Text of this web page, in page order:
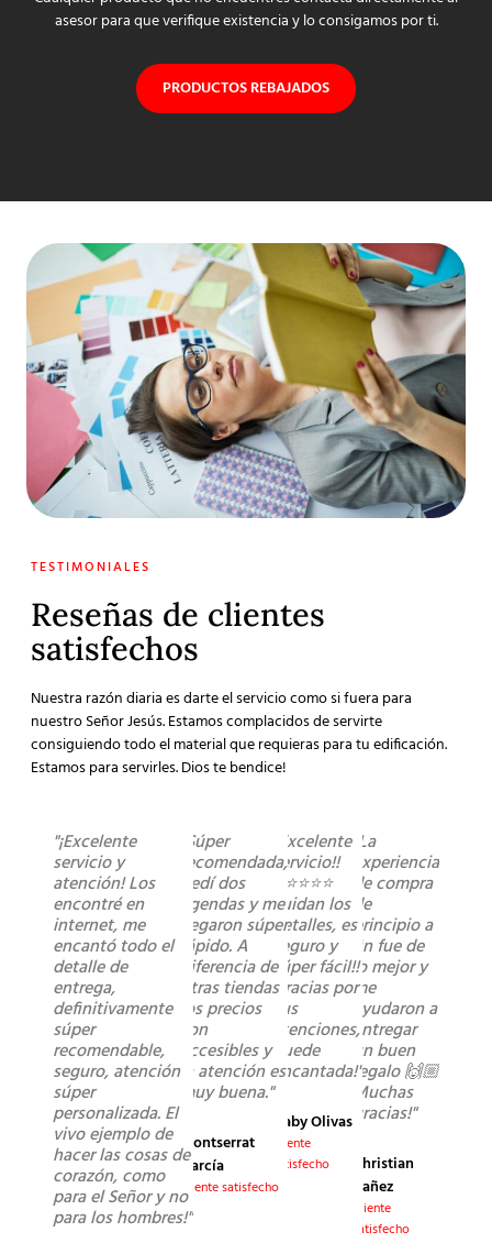
asesor para que verifique existencia y lo consigamos por ti.
PRODUCTOS REBAJADOS
TESTIMONIALES
Reseñas de clientes
satisfechos
Nuestra razón diaria es darte el servicio como si fuera para
nuestro Señor Jesús. Estamos complacidos de servirte
consiguiendo todo el material que requieras para tu edificación.
Estamos para servirles. Dios te bendice!
"¡Excelente
servicio y
atención! Los
encontré en
internet, me
encantó todo el
detalle de
entrega,
definitivamente
súper
recomendable,
seguro, atención
súper
personalizada. El
vivo ejemplo de
hacer las cosas de
corazón, como
para el Señor y no
para los hombres!"
"Súper
recomendada,
pedí dos
agendas y me
llegaron súper
rápido. A
diferencia de
otras tiendas
los precios
son
accesibles y
la atención es
muy buena."
Montserrat
García
Cliente satisfecho
"Excelente
servicio!!
⭐️⭐️⭐️⭐️⭐️
cuidan los
detalles, es
seguro y
súper fácil!!
Gracias por
sus
atenciones,
quede
encantada!"
Gaby Olivas
Cliente
satisfecho
"La
experiencia
de compra
de
principio a
fin fue de
lo mejor y
me
ayudaron a
entregar
un buen
regalo 🙌🏼
Muchas
gracias!"
Christian
Yañez
Cliente
satisfecho